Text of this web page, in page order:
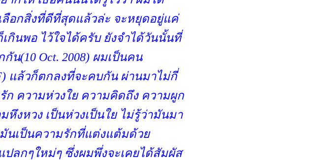
ลือกสิ่งที่ดีที่สุดแล้วล่ะ จะหยุดอยู่แค่
กินพอ ไว้ใจได้ครับ ยังจำได้วันนั้นที่
กัน(10 Oct. 2008) ผมเป็นคน
แล้วก็ตกลงที่จะคบกัน ผ่านมาไม่กี่
ก ความห่วงใย ความคิดถึง ความผูก
หึงหวง เป็นห่วงเป็นใย ไม่รู้ว่ามันมา
มันเป็นความรักที่แต่งแต้มด้ว
ปลกๆใหม่ๆ ซึ่งผมพึ่งจะเคยได้สัมผัส